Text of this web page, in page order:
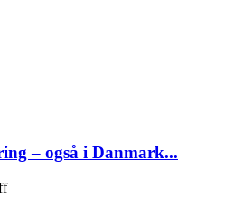
– også i Danmark...